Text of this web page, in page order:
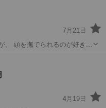
7月21日
、 頭を撫でられるのが好きな
い、お散歩スペースを作...
4月19日